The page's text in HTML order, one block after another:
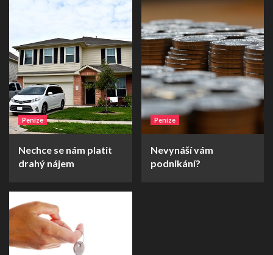
Peníze
Nechce se nám platit
drahý nájem
Peníze
Nevynáší vám
podnikání?